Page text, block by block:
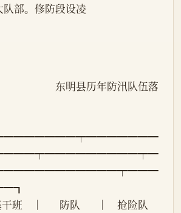
部。修防段设凌
班    │       防队       │    抢险队